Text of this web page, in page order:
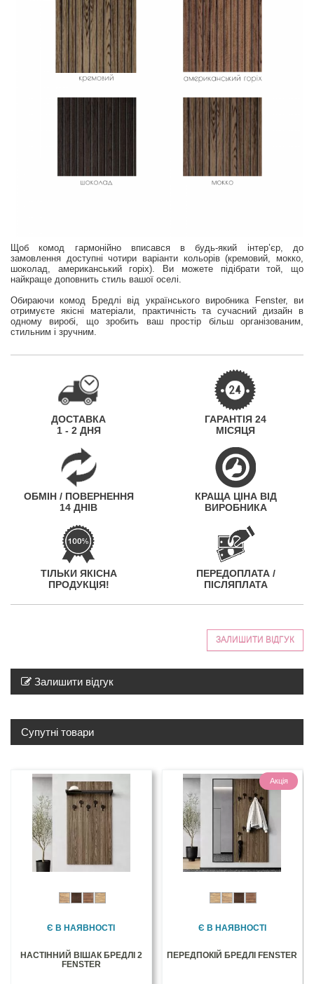
Щоб комод гармонійно вписався в будь-який інтер’єр, до
замовлення доступні чотири варіанти кольорів (кремовий, мокко,
шоколад, американський горіх). Ви можете підібрати той, що
найкраще доповнить стиль вашої оселі.
Обираючи комод Бредлі від українського виробника Fenster, ви
отримуєте якісні матеріали, практичність та сучасний дизайн в
одному виробі, що зробить ваш простір більш організованим,
стильним і зручним.
ДОСТАВКА
1 - 2 ДНЯ
ГАРАНТІЯ 24
МІСЯЦЯ
ОБМІН / ПОВЕРНЕННЯ
14 ДНІВ
КРАЩА ЦІНА ВІД
ВИРОБНИКА
ТІЛЬКИ ЯКІСНА
ПРОДУКЦІЯ!
ПЕРЕДОПЛАТА /
ПІСЛЯПЛАТА
ЗАЛИШИТИ ВІДГУК
Залишити відгук
Супутні товари
Є В НАЯВНОСТІ
НАСТІННИЙ ВІШАК БРЕДЛІ 2
FENSTER
Акція
Є В НАЯВНОСТІ
ПЕРЕДПОКІЙ БРЕДЛІ FENSTER